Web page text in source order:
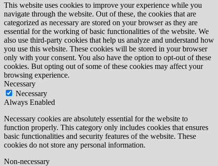
This website uses cookies to improve your experience while you
navigate through the website. Out of these, the cookies that are
categorized as necessary are stored on your browser as they are
essential for the working of basic functionalities of the website. We
also use third-party cookies that help us analyze and understand how
you use this website. These cookies will be stored in your browser
only with your consent. You also have the option to opt-out of these
cookies. But opting out of some of these cookies may affect your
browsing experience.
Necessary
Necessary
Always Enabled
Necessary cookies are absolutely essential for the website to
function properly. This category only includes cookies that ensures
basic functionalities and security features of the website. These
cookies do not store any personal information.
Non-necessary